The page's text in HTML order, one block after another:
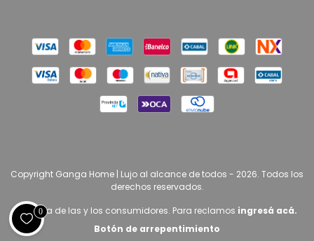
Copyright Ganga Home | Lujo al alcance de todos - 2026. Todos los
derechos reservados.
Defensa de las y los consumidores. Para reclamos ingresá acá.
Botón de arrepentimiento
0